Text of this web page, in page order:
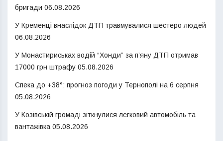
бригади 06.08.2026
У Кременці внаслідок ДТП травмувалися шестеро людей
06.08.2026
У Монастириськах водій “Хонди” за п’яну ДТП отримав
17000 грн штрафу 05.08.2026
Спека до +38°: прогноз погоди у Тернополі на 6 серпня
05.08.2026
У Козівській громаді зіткнулися легковий автомобіль та
вантажівка 05.08.2026